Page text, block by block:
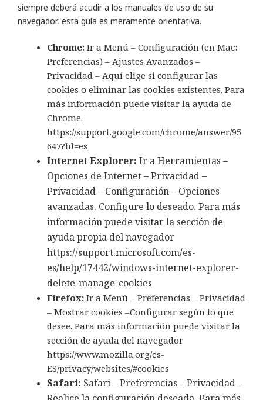
siempre deberá acudir a los manuales de uso de su
navegador, esta guía es meramente orientativa.
Chrome: Ir a Menú – Configuración (en Mac:
Preferencias) – Ajustes Avanzados –
Privacidad – Aquí elige si configurar las
cookies o eliminar las cookies existentes. Para
más información puede visitar la ayuda de
Chrome.
https://support.google.com/chrome/answer/95
647?hl=es
Internet Explorer: Ir a Herramientas –
Opciones de Internet – Privacidad –
Privacidad – Configuración – Opciones
avanzadas. Configure lo deseado. Para más
información puede visitar la sección de
ayuda propia del navegador
https://support.microsoft.com/es-
es/help/17442/windows-internet-explorer-
delete-manage-cookies
Firefox: Ir a Menú – Preferencias – Privacidad
– Mostrar cookies –Configurar según lo que
desee. Para más información puede visitar la
sección de ayuda del navegador
https://www.mozilla.org/es-
ES/privacy/websites/#cookies
Safari: Safari – Preferencias – Privacidad –